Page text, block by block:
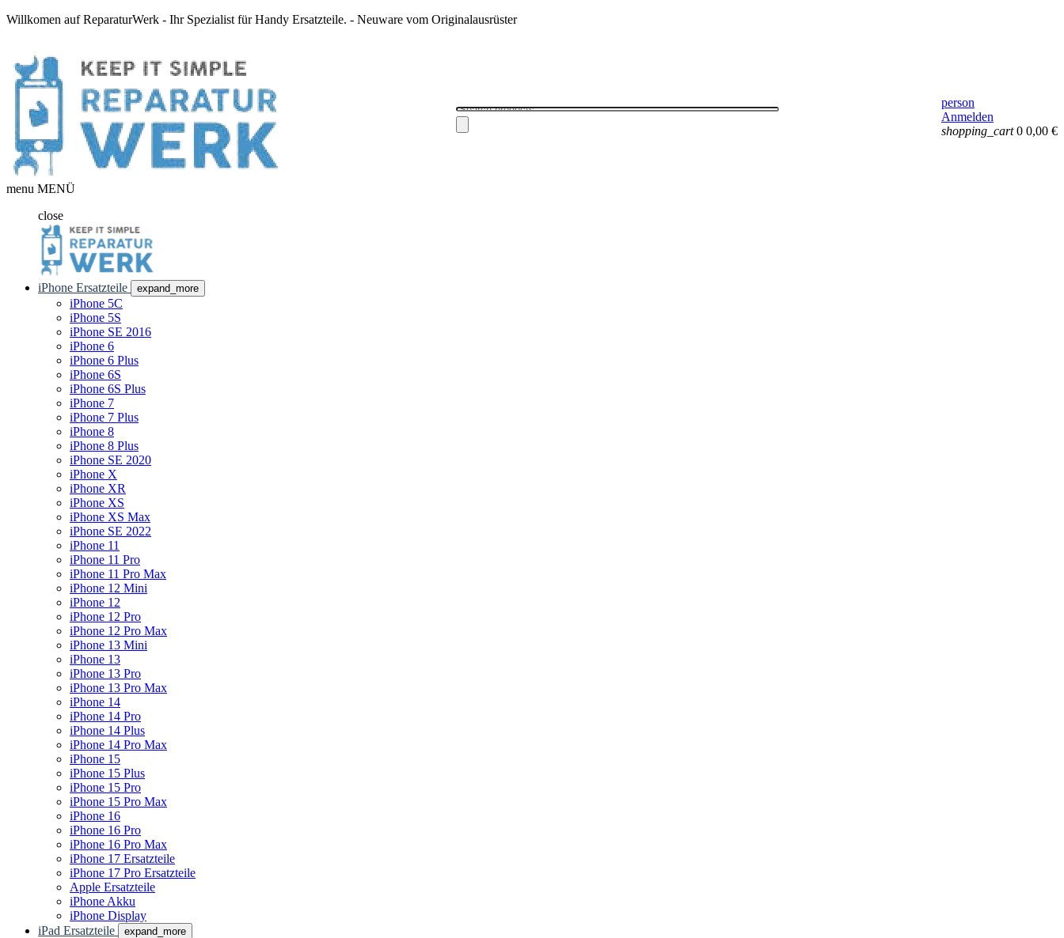
Willkomen auf ReparaturWerk - Ihr Spezialist für Handy Ersatzteile. - Neuware vom Originalausrüster
person
Anmelden
shopping_cart 0 0,00 €
menu MENÜ
close
iPhone Ersatzteile expand_more
iPhone 5C
iPhone 5S
iPhone SE 2016
iPhone 6
iPhone 6 Plus
iPhone 6S
iPhone 6S Plus
iPhone 7
iPhone 7 Plus
iPhone 8
iPhone 8 Plus
iPhone SE 2020
iPhone X
iPhone XR
iPhone XS
iPhone XS Max
iPhone SE 2022
iPhone 11
iPhone 11 Pro
iPhone 11 Pro Max
iPhone 12 Mini
iPhone 12
iPhone 12 Pro
iPhone 12 Pro Max
iPhone 13 Mini
iPhone 13
iPhone 13 Pro
iPhone 13 Pro Max
iPhone 14
iPhone 14 Pro
iPhone 14 Plus
iPhone 14 Pro Max
iPhone 15
iPhone 15 Plus
iPhone 15 Pro
iPhone 15 Pro Max
iPhone 16
iPhone 16 Pro
iPhone 16 Pro Max
iPhone 17 Ersatzteile
iPhone 17 Pro Ersatzteile
Apple Ersatzteile
iPhone Akku
iPhone Display
iPad Ersatzteile
expand_more